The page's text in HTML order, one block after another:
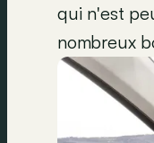
qui n'est
nombreux